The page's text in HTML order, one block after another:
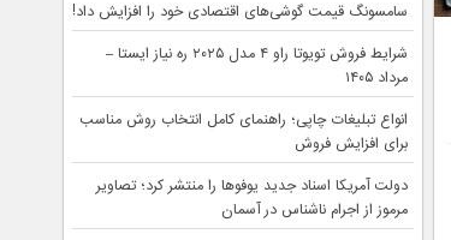
سامسونگ قیمت گوشی‌های اقتصادی خود را افزایش داد!
شرایط فروش تویوتا راو ۴ مدل ۲۰۲۵ ره نیاز ایستا –
مرداد ۱۴۰۵
انواع تبلیغات چاپی؛ راهنمای کامل انتخاب روش مناسب
برای افزایش فروش
دولت آمریکا اسناد جدید یوفوها را منتشر کرد؛ تصاویر
مرموز از اجرام ناشناس در آسمان